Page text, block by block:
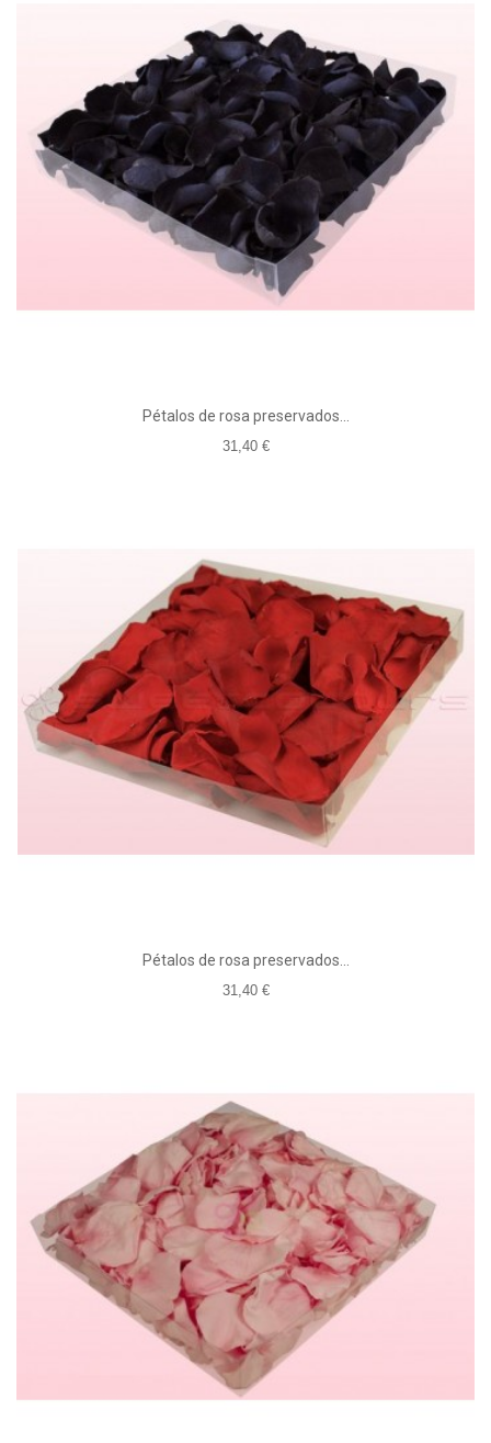
Pétalos de rosa preservados...
31,40 €
Pétalos de rosa preservados...
31,40 €